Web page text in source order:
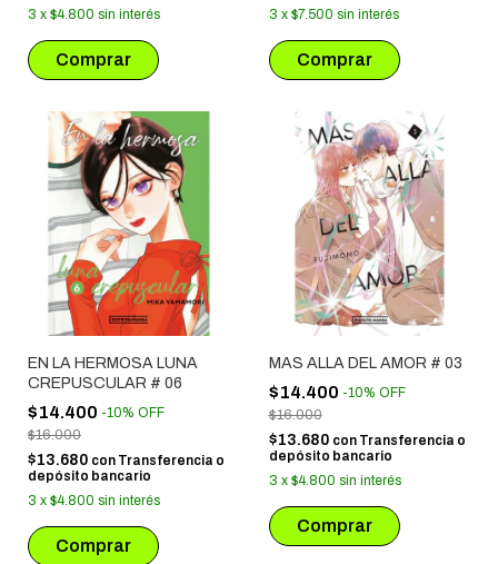
3 x $4.800 sin interés
3 x $7.500 sin interés
EN LA HERMOSA LUNA
CREPUSCULAR # 06
$14.400 -10% OFF
$16.000
$13.680 con Transferencia o
depósito bancario
3 x $4.800 sin interés
MAS ALLA DEL AMOR # 03
$14.400 -10% OFF
$16.000
$13.680 con Transferencia o
depósito bancario
3 x $4.800 sin interés